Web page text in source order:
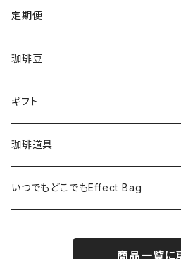
定期便
毎月1回200ｇ×3 ※送料込み（全6回）
毎月１回200g×6※送料無料（全6回）
毎２週間１回200g×3※送料込み（全12
毎2か月１回200g×6★送料無料（全６
珈琲豆
タンザニア・ルカ二村フェアトレード
東ティモール フェアトレードオーガ
メキシコ ヌーイエテ農園 200g
ギフト
珈琲道具
手動ミル カリタKH-10BK
いつでもどこでもEffect Bag
商品一覧に